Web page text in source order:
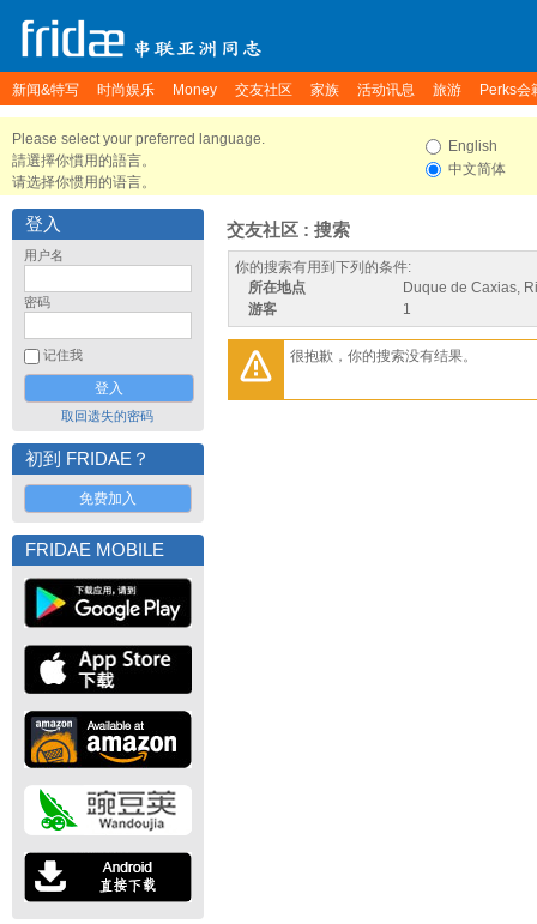
新闻&特写 时尚娱乐 Money 交友社区 家族 活动讯息 旅游 Perks会
Please select your preferred language.
請選擇你慣用的語言。
请选择你惯用的语言。
English
中文简体
登入
用户名
密码
记住我
取回遗失的密码
初到 FRIDAE？
免费加入
FRIDAE MOBILE
交友社区 : 搜索
你的搜索有用到下列的条件:
所在地点
Duque de Caxias,
游客
1
很抱歉，你的搜索没有结果。